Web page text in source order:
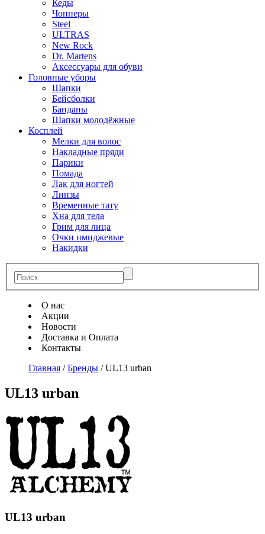
Кеды
Чопперы
Steel
ULTRAS
New Rock
Dr. Martens
Аксессуары для обуви
Головные уборы
Шапки
Бейсболки
Банданы
Шапки молодёжные
Косплей
Мелки для волос
Накладные пряди
Парики
Помада
Лак для ногтей
Линзы
Временные тату
Хна для тела
Грим для лица
Очки имиджевые
Накидки
О нас
Акции
Новости
Доставка и Оплата
Контакты
Главная /Бренды /UL13 urban
UL13 urban
UL13 urban